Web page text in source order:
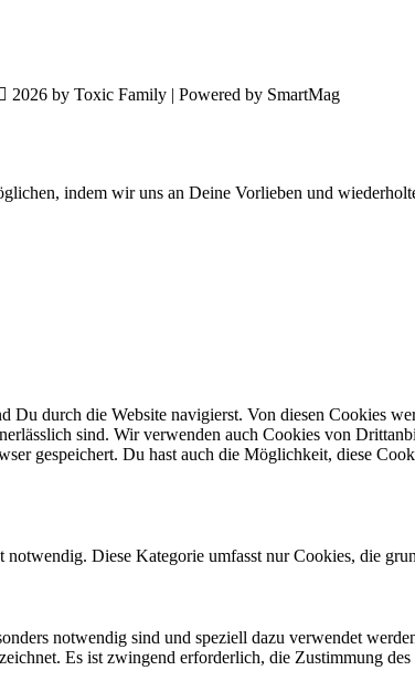
2026 by Toxic Family | Powered by SmartMag
indem wir uns an Deine Vorlieben und
Du durch die Website navigierst. Von diesen Cookies
sind. Wir verwenden auch Cookies von
gespeichert. Du hast auch die Möglichkeit, diese
Diese Kategorie umfasst nur Cookies, die
notwendig sind und speziell dazu verwendet
Es ist zwingend erforderlich, die Zustimmung